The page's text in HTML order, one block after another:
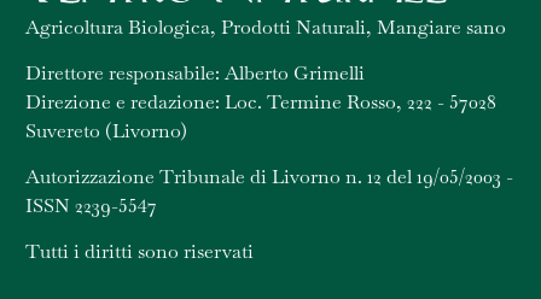
Agricoltura Biologica, Prodotti Naturali, Mangiare sano
Direttore responsabile: Alberto Grimelli
Direzione e redazione: Loc. Termine Rosso, 222 - 57028
Suvereto (Livorno)
Autorizzazione Tribunale di Livorno n. 12 del 19/05/2003 -
ISSN 2239-5547
Tutti i diritti sono riservati